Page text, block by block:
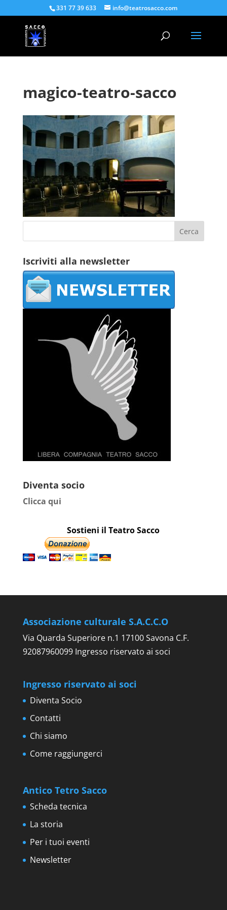
331 77 39 633 info@teatrosacco.com
magico-teatro-sacco
Iscriviti alla newsletter
Diventa socio
Clicca qui
Sostieni il Teatro Sacco
Associazione culturale S.A.C.C.O
Via Quarda Superiore n.1 17100 Savona C.F.
92087960099 Ingresso riservato ai soci
Ingresso riservato ai soci
Diventa Socio
Contatti
Chi siamo
Come raggiungerci
Antico Tetro Sacco
Scheda tecnica
La storia
Per i tuoi eventi
Newsletter